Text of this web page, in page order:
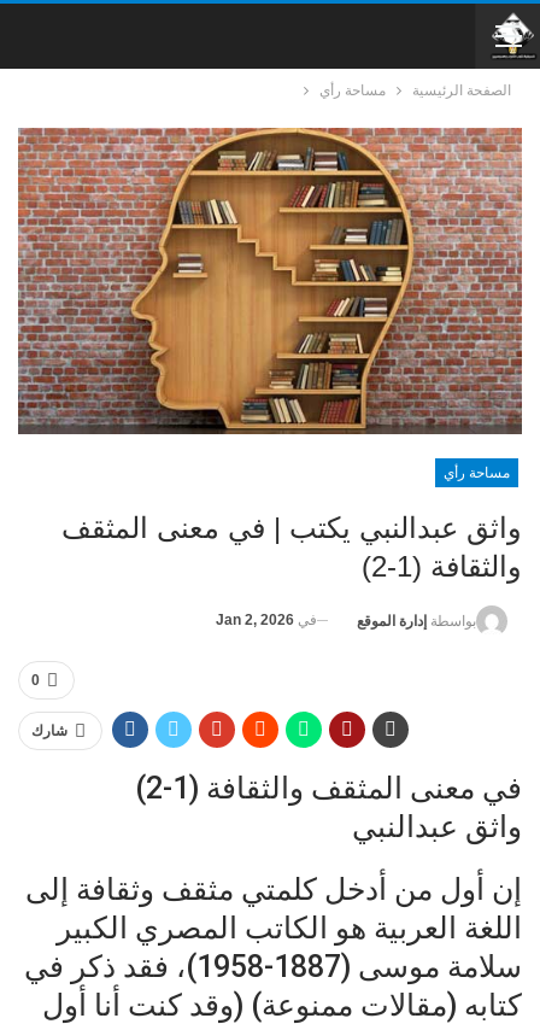
الصفحة الرئيسية مساحة رأي
مساحة رأي
واثق عبدالنبي يكتب | في معنى المثقف
والثقافة (1-2)
بواسطة إدارة الموقع في Jan 2, 2026
0
شارك
في معنى المثقف والثقافة (1-2)
واثق عبدالنبي
إن أول من أدخل كلمتي مثقف وثقافة إلى
اللغة العربية هو الكاتب المصري الكبير
سلامة موسى (1887-1958)، فقد ذكر في
كتابه (مقالات ممنوعة) (وقد كنت أنا أول